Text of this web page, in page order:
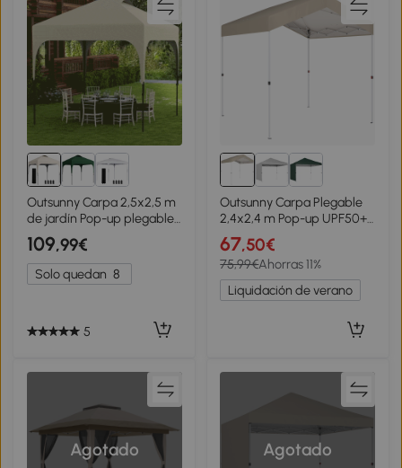
Outsunny Carpa 2,5x2,5 m
de jardín Pop-up plegable
altura ajustable Oxford anti
UV50+ estructura de acero
bolsa de transporte
109,99€
Solo quedan 8
5
Outsunny Carpa Plegable
2,4x2,4 m Pop-up UPF50+
Bloqueo Central Altura
Ajustable Bolsa de
Transporte Sacos Arena
Beige
67,50€
75,99€Ahorras 11%
Liquidación de verano
Agotado Agotado